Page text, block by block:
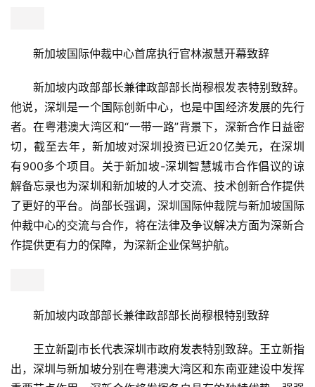
新加坡国际仲裁中心首席执行官林淑慧开幕致辞
新加坡内政部部长兼律政部部长尚穆根发表特别致辞。
他说，深圳是一个国际创新中心，也是中国经济发展的先行
者。在粤港澳大湾区和“一带一路”背景下，深新合作日益密
切，截至去年，新加坡对深圳投资已近20亿美元，在深圳
有900多个项目。关于新加坡-深圳智慧城市合作倡议的谅
解备忘录也为深圳和新加坡的人才交流、技术创新合作提供
了更好的平台。尚部长强调，深圳国际仲裁院与新加坡国际
仲裁中心的交流与合作，将在法律及争议解决方面为深新合
作提供更有力的保障，为深新企业保驾护航。
新加坡内政部部长兼律政部部长尚穆根特别致辞
王立新副市长代表深圳市政府发表特别致辞。王立新指
出，深圳与新加坡分别在粤港澳大湾区和东南亚建设中发挥